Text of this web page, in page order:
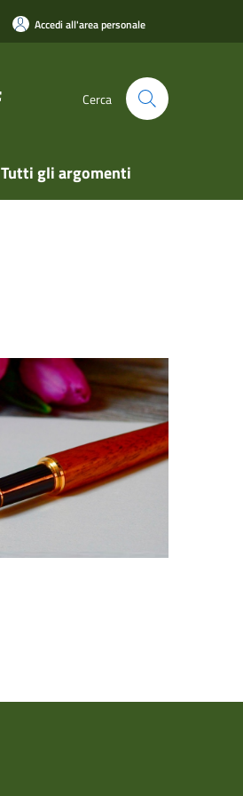
Accedi all'area personale
Cerca
Tutti gli argomenti